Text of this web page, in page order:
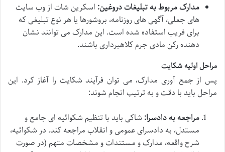
مدارک مربوط به تبلیغات دروغین: اسکرین شات از وب سایت
های جعلی، آگهی های روزنامه، بروشورها یا هر نوع تبلیغی که
برای فریب استفاده شده است. این مدارک می توانند نشان
دهنده رکن مادی جرم کلاهبرداری باشند.
مراحل اولیه شکایت
پس از جمع آوری مدارک، می توان فرآیند شکایت را آغاز کرد. این
مراحل باید با دقت و به ترتیب انجام شوند:
مراجعه به دادسرا: شاکی باید با تنظیم شکوائیه ای جامع و
مستدل، به دادسرای عمومی و انقلاب مراجعه کند. در شکوائیه،
شرح واقعه، مدارک و مستندات و مشخصات متهم (در صورت